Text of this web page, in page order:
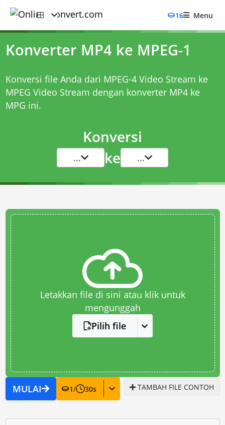
16 Menu
Konverter MP4 ke MPEG-1
Konversi file Anda dari MPEG-4 Video Stream ke
MPEG Video Stream dengan konverter MP4 ke
MPG ini.
Konversi
... ke ...
Letakkan file di sini atau klik untuk
mengunggah
Pilih file
MULAI 1/ 30s TAMBAH FILE CONTOH